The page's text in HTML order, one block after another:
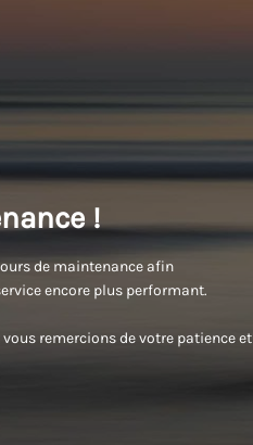
!
de maintenance afin
encore plus performant.
remercions de votre patience et